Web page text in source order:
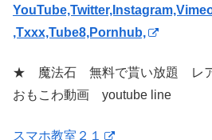
,Txxx,Tube8,Pornhub,
★ 魔法石 無料で貰い放題 レア
おもこわ動画 youtube line
スマホ教室２１